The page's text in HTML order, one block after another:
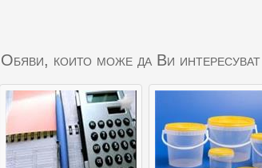
Обяви, които може да Ви интересуват